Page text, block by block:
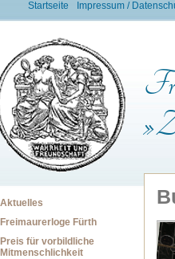
Startseite Impressum /
Aktuelles
Freimaurerloge Fürth
Preis für vorbildliche
Mitmenschlichkeit